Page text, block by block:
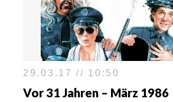
29.03.17 // 10:50
Vor 31 Jahren – März 1986